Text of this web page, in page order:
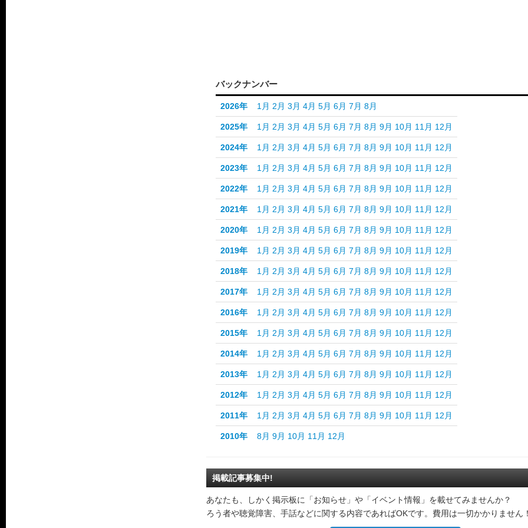
バックナンバー
2026年 1月 2月 3月 4月 5月 6月 7月 8月
2025年 1月 2月 3月 4月 5月 6月 7月 8月 9月 10月 11月 12月
2024年 1月 2月 3月 4月 5月 6月 7月 8月 9月 10月 11月 12月
2023年 1月 2月 3月 4月 5月 6月 7月 8月 9月 10月 11月 12月
2022年 1月 2月 3月 4月 5月 6月 7月 8月 9月 10月 11月 12月
2021年 1月 2月 3月 4月 5月 6月 7月 8月 9月 10月 11月 12月
2020年 1月 2月 3月 4月 5月 6月 7月 8月 9月 10月 11月 12月
2019年 1月 2月 3月 4月 5月 6月 7月 8月 9月 10月 11月 12月
2018年 1月 2月 3月 4月 5月 6月 7月 8月 9月 10月 11月 12月
2017年 1月 2月 3月 4月 5月 6月 7月 8月 9月 10月 11月 12月
2016年 1月 2月 3月 4月 5月 6月 7月 8月 9月 10月 11月 12月
2015年 1月 2月 3月 4月 5月 6月 7月 8月 9月 10月 11月 12月
2014年 1月 2月 3月 4月 5月 6月 7月 8月 9月 10月 11月 12月
2013年 1月 2月 3月 4月 5月 6月 7月 8月 9月 10月 11月 12月
2012年 1月 2月 3月 4月 5月 6月 7月 8月 9月 10月 11月 12月
2011年 1月 2月 3月 4月 5月 6月 7月 8月 9月 10月 11月 12月
2010年 8月 9月 10月 11月 12月
掲載記事募集中!
あなたも、しかく掲示板に「お知らせ」や「イベント情報」を載せてみませんか？
ろう者や聴覚障害、手話などに関する内容であればOKです。費用は一切かかりません